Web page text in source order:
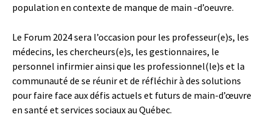
population en contexte de manque de main -d’oeuvre.
Le Forum 2024 sera l’occasion pour les professeur(e)s, les
médecins, les chercheurs(e)s, les gestionnaires, le
personnel infirmier ainsi que les professionnel(le)s et la
communauté de se réunir et de réfléchir à des solutions
pour faire face aux défis actuels et futurs de main-d’œuvre
en santé et services sociaux au Québec.